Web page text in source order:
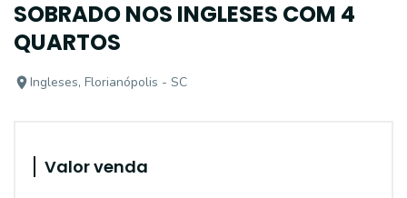
SOBRADO NOS INGLESES COM 4
QUARTOS
Ingleses, Florianópolis - SC
Valor venda